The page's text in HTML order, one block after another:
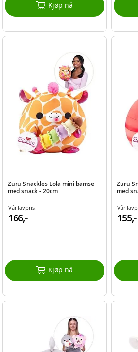
Kjøp nå
Zuru Snackles Lola mini bamse
med snack - 20cm
Vår lavpris:
166,-
Kjøp nå
Zuru
med
Vår
155,-